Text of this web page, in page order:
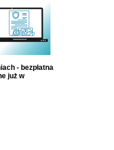
- bezpłatna
już w